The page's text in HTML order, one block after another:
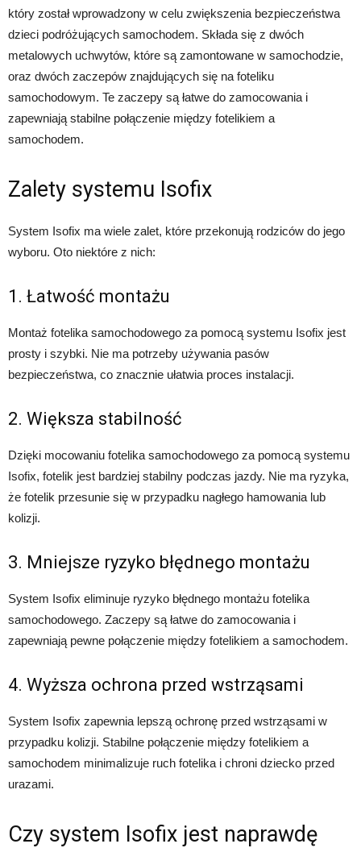
który został wprowadzony w celu zwiększenia bezpieczeństwa
dzieci podróżujących samochodem. Składa się z dwóch
metalowych uchwytów, które są zamontowane w samochodzie,
oraz dwóch zaczepów znajdujących się na foteliku
samochodowym. Te zaczepy są łatwe do zamocowania i
zapewniają stabilne połączenie między fotelikiem a
samochodem.
Zalety systemu Isofix
System Isofix ma wiele zalet, które przekonują rodziców do jego
wyboru. Oto niektóre z nich:
1. Łatwość montażu
Montaż fotelika samochodowego za pomocą systemu Isofix jest
prosty i szybki. Nie ma potrzeby używania pasów
bezpieczeństwa, co znacznie ułatwia proces instalacji.
2. Większa stabilność
Dzięki mocowaniu fotelika samochodowego za pomocą systemu
Isofix, fotelik jest bardziej stabilny podczas jazdy. Nie ma ryzyka,
że fotelik przesunie się w przypadku nagłego hamowania lub
kolizji.
3. Mniejsze ryzyko błędnego montażu
System Isofix eliminuje ryzyko błędnego montażu fotelika
samochodowego. Zaczepy są łatwe do zamocowania i
zapewniają pewne połączenie między fotelikiem a samochodem.
4. Wyższa ochrona przed wstrząsami
System Isofix zapewnia lepszą ochronę przed wstrząsami w
przypadku kolizji. Stabilne połączenie między fotelikiem a
samochodem minimalizuje ruch fotelika i chroni dziecko przed
urazami.
Czy system Isofix jest naprawdę